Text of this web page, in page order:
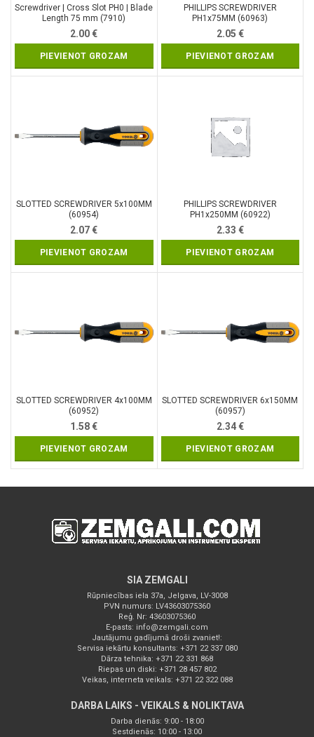
Screwdriver | Cross Slot PH0 | Blade
Length 75 mm (7910)
2.00€
PIEVIENOT GROZAM
PHILLIPS SCREWDRIVER
PH1x75MM (60963)
2.05 €
PIEVIENOT GROZAM
SLOTTED SCREWDRIVER 5x100MM
(60954)
2.07€
PIEVIENOT GROZAM
PHILLIPS SCREWDRIVER
PH1x250MM (60922)
2.33 €
PIEVIENOT GROZAM
SLOTTED SCREWDRIVER 4x100MM
(60952)
1.58€
PIEVIENOT GROZAM
SLOTTED SCREWDRIVER 6x150MM
(60957)
2.34€
PIEVIENOT GROZAM
SIA ZEMGALI
Rūpniecības iela 37a, Jelgava, LV-3008
PVN numurs: LV43603075360
Reģ. Nr: 43603075360
E-pasts: info@zemgali.com
Jautājumu gadījumā droši zvaniet!:
Servisa iekārtu konsultants: +371 22 337 080
Dārza tehnika: +371 22 331 868
Riepas un diski: +371 28 457 802
Veikas, interneta veikals: +371 22 322 088
DARBA LAIKS - VEIKALS & NOLIKTAVA
Darba dienās: 9:00 - 18:00
Sestdienās: 10:00 - 13:00